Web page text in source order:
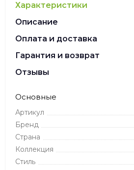
Характеристики
Описание
Оплата и доставка
Гарантия и возврат
Отзывы
Основные
Артикул
Бренд
Страна
Коллекция
Стиль